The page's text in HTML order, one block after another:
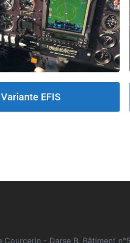
Variante EFIS
Courcerin - Darse B, Bâtiment